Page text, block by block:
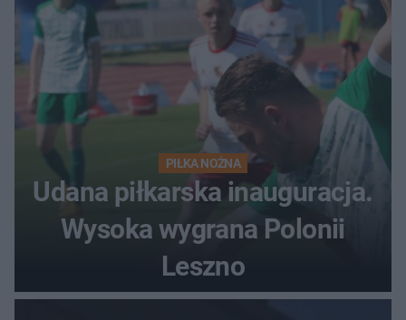
PIŁKA NOŻNA
Udana piłkarska inauguracja.
Wysoka wygrana Polonii
Leszno